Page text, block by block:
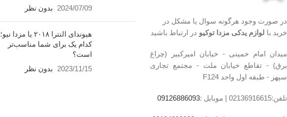
در صورت وجود هرگونه سوال یا مشکل در
خرید با لوازم یدکی مزدا توکیو در ارتباط باشید
میدان امام خمینی - خیابان امیرکبیر (چراغ
برق) - تقاطع خیابان ملت - مجتمع تجاری
سپهر - طبقه اول واحد F124
تلفن:02136916615 | موبایل :09126886093
2024/07/09
بدون نظر
هیوندای النترا ۲۰۱۸ یا مزدا نیو؛
کدام یک برای شما مناسب‌تر
است؟
2023/11/15
بدون نظر